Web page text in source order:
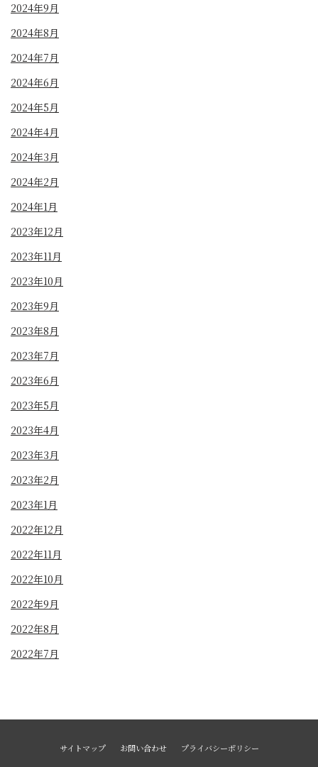
2024年9月
2024年8月
2024年7月
2024年6月
2024年5月
2024年4月
2024年3月
2024年2月
2024年1月
2023年12月
2023年11月
2023年10月
2023年9月
2023年8月
2023年7月
2023年6月
2023年5月
2023年4月
2023年3月
2023年2月
2023年1月
2022年12月
2022年11月
2022年10月
2022年9月
2022年8月
2022年7月
サイトマップ お問い合わせ プライバシーポリシー